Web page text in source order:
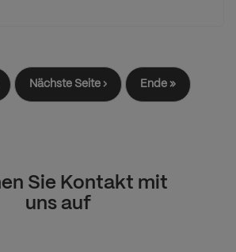
Nächste
Seite
Nächste Seite ›
Letzte
Seite
Ende »
Sie Kontakt mit
uns auf